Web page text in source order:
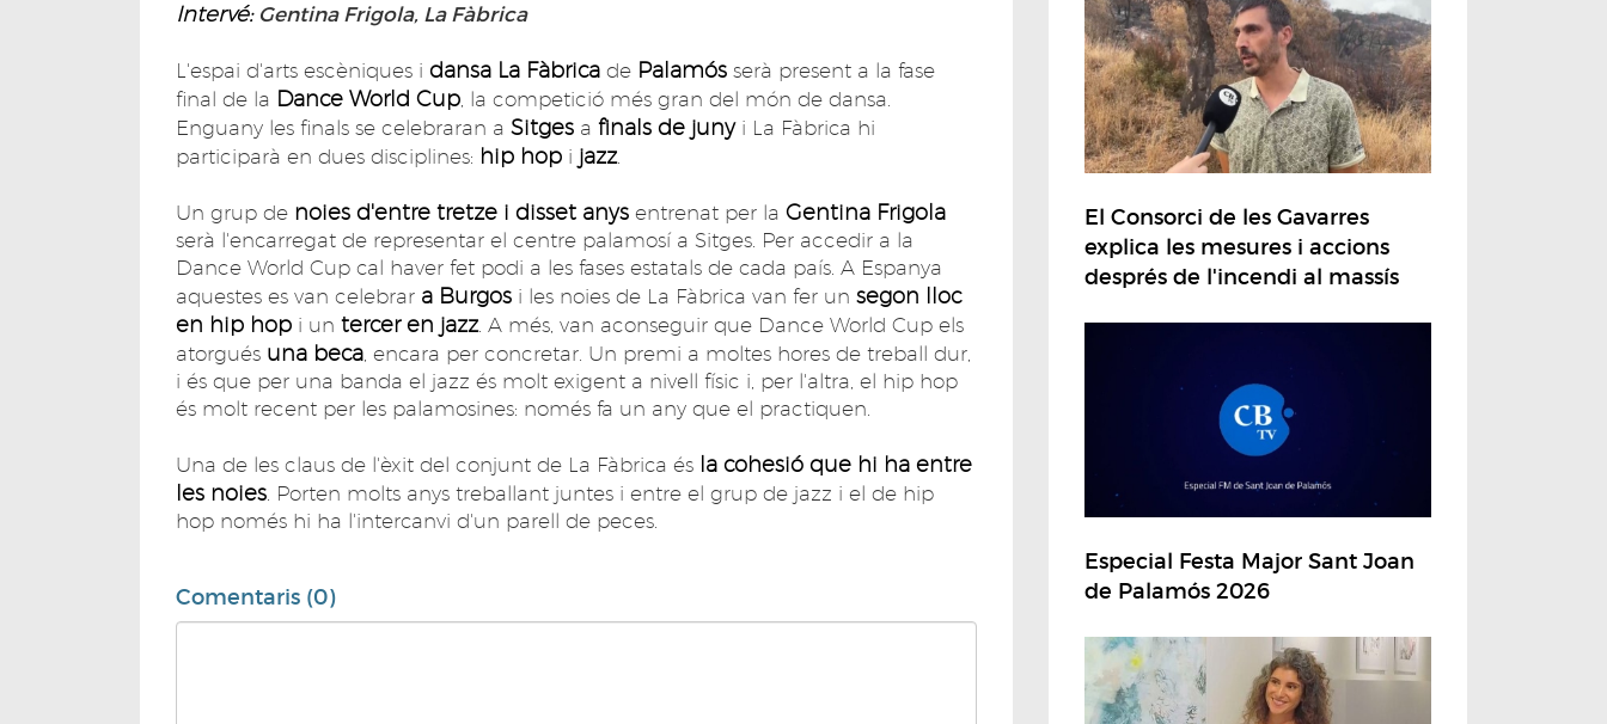
Intervé: Gentina Frigola, La Fàbrica
L'espai d'arts escèniques i dansa La Fàbrica de Palamós serà present a la fase
final de la Dance World Cup, la competició més gran del món de dansa.
Enguany les finals se celebraran a Sitges a finals de junyi La Fàbrica hi
participarà en dues disciplines: hip hop i jazz.
Un grup de noies d'entre tretze i disset anys entrenat per la Gentina Frigola
serà l'encarregat de representar el centre palamosí a Sitges. Per accedir a la
Dance World Cup cal haver fet podi a les fases estatals de cada país. A Espanya
aquestes es van celebrar a Burgos i les noies de La Fàbrica van fer un segon lloc
en hip hop i un tercer en jazz. A més, van aconseguir que Dance World Cup els
atorgués una beca, encara per concretar. Un premi a moltes hores de treball dur,
i és que per una banda el jazz és molt exigent a nivell físic i, per l'altra, el hip hop
és molt recent per les palamosines: només fa un any que el practiquen.
Una de les claus de l'èxit del conjunt de La Fàbrica és la cohesió que hi ha entre
les noies. Porten molts anys treballant juntes i entre el grup de jazz i el de hip
hop només hi ha l'intercanvi d'un parell de peces.
Comentaris (0)
El Consorci de les Gavarres
explica les mesures i accions
després de l'incendi al massís
Especial Festa Major Sant Joan
de Palamós 2026